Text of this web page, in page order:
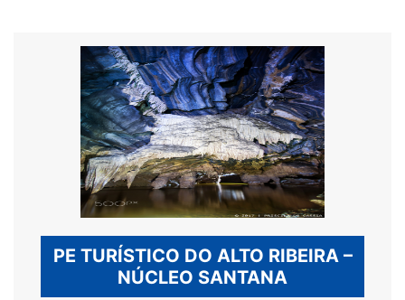
PE TURÍSTICO DO ALTO RIBEIRA –
NÚCLEO SANTANA